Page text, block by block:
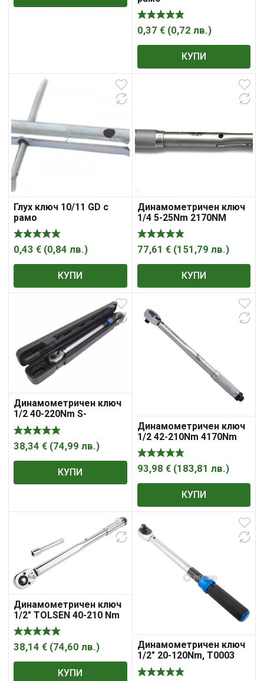
0,37 € (0,72 лв.)
КУПИ
Глух ключ 10/11 GD с
рамо
0,43 € (0,84 лв.)
КУПИ
Динамометричен ключ
1/4 5-25Nm 2170NM
HANS
77,61 € (151,79 лв.)
КУПИ
Динамометричен ключ
1/2 40-220Nm S-
12XM220 SATRA
38,34 € (74,99 лв.)
КУПИ
Динамометричен ключ
1/2 42-210Nm 4170Nm
93,98 € (183,81 лв.)
КУПИ
Динамометричен ключ
1/2″ TOLSEN 40-210 Nm
38,14 € (74,60 лв.)
КУПИ
Динамометричен ключ
1/2″ 20-120Nm, T0003